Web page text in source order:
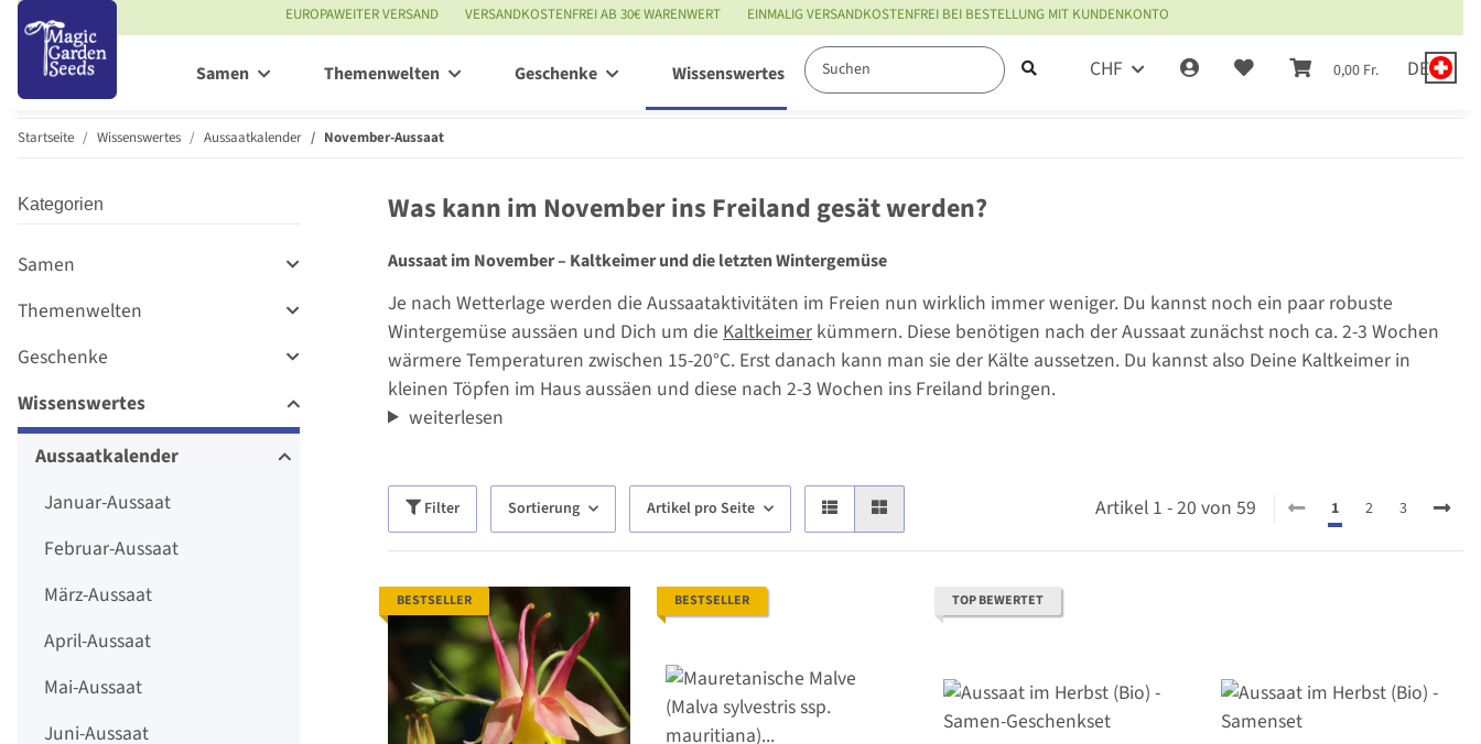
EUROPAWEITER VERSAND VERSANDKOSTENFREI AB 30€ WARENWERT EINMALIG VERSANDKOSTENFREI BEI BESTELLUNG MIT KUNDENKONTO
CHF 0,00 Fr. DE
Samen Themenwelten Geschenke Wissenswertes Service
Startseite Wissenswertes Aussaatkalender November-Aussaat
Was kann im November ins Freiland gesät werden?
Aussaat im November – Kaltkeimer und die letzten Wintergemüse
Je nach Wetterlage werden die Aussaataktivitäten im Freien nun wirklich immer weniger. Du kannst noch ein paar robuste
Wintergemüse aussäen und Dich um die Kaltkeimer kümmern. Diese benötigen nach der Aussaat zunächst noch ca. 2-3 Wochen
wärmere Temperaturen zwischen 15-20°C. Erst danach kann man sie der Kälte aussetzen. Du kannst also Deine Kaltkeimer in
kleinen Töpfen im Haus aussäen und diese nach 2-3 Wochen ins Freiland bringen.
weiterlesen
Filter Sortierung Artikel pro Seite Artikel 1 - 20 von 59 1 2 3
BESTSELLER BESTSELLER TOP BEWERTET
Kategorien
Samen
Themenwelten
Geschenke
Wissenswertes
Aussaatkalender
Januar-Aussaat
Februar-Aussaat
März-Aussaat
April-Aussaat
Mai-Aussaat
Juni-Aussaat